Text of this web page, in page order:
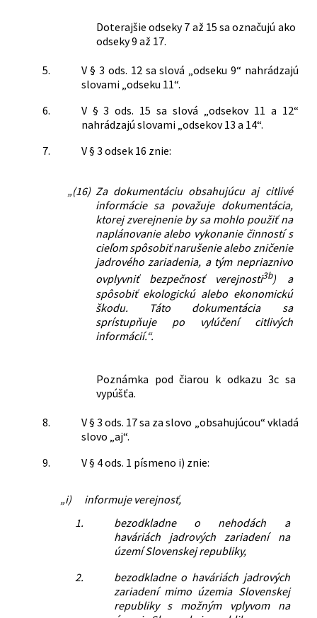
Doterajšie odseky 7 až 15 sa označujú ako
odseky 9 až 17.
5.
V § 3 ods. 12 sa slová „odseku 9“ nahrádzajú
slovami „odseku 11“.
6.
V § 3 ods. 15 sa slová „odsekov 11 a 12“
nahrádzajú slovami „odsekov 13 a 14“.
7.
V § 3 odsek 16 znie:
„(16) Za dokumentáciu obsahujúcu aj citlivé
informácie sa považuje dokumentácia,
ktorej zverejnenie by sa mohlo použiť na
naplánovanie alebo vykonanie činností s
cieľom spôsobiť narušenie alebo zničenie
jadrového zariadenia, a tým nepriaznivo
ovplyvniť bezpečnosť verejnosti3b) a
spôsobiť ekologickú alebo ekonomickú
škodu. Táto dokumentácia sa
sprístupňuje po vylúčení citlivých
informácií.“.
Poznámka pod čiarou k odkazu 3c sa
vypúšťa.
8.
V § 3 ods. 17 sa za slovo „obsahujúcou“ vkladá
slovo „aj“.
9.
V § 4 ods. 1 písmeno i) znie:
„i)
informuje verejnosť,
1.
bezodkladne o nehodách a
haváriách jadrových zariadení na
území Slovenskej republiky,
2.
bezodkladne o haváriách jadrových
zariadení mimo územia Slovenskej
republiky s možným vplyvom na